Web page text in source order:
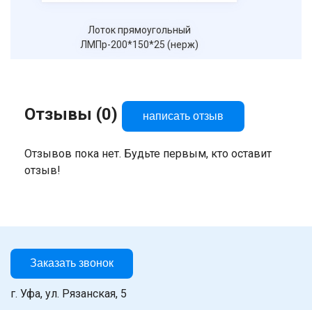
прямоугольный
ЛМПр-200*150*25 (нерж)
Отзывы (0) написать отзыв
Отзывов пока нет. Будьте первым, кто оставит
отзыв!
Заказать звонок
г. Уфа, ул. Рязанская, 5